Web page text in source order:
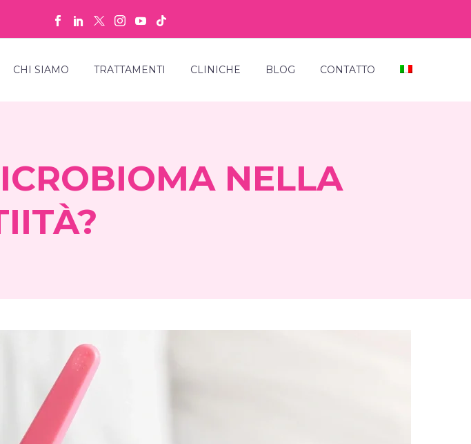
CHI SIAMO TRATTAMENTI CLINICHE BLOG CONTATTO
NELLA